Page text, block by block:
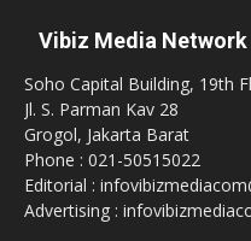
Vibiz Media Network
Soho Capital Building, 19th
Jl. S. Parman Kav 28
Grogol, Jakarta Barat
Phone : 021-50515022
Editorial :
Advertising :